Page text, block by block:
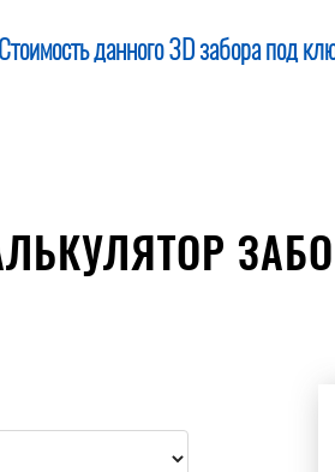
Стоимость данного 3D забора под